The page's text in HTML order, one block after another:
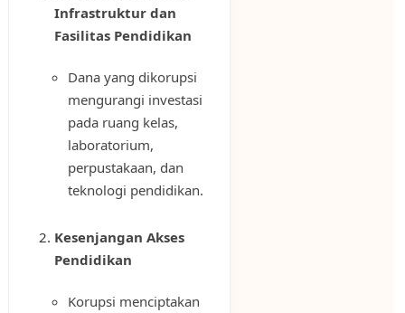
Infrastruktur dan
Fasilitas Pendidikan
Dana yang dikorupsi
mengurangi investasi
pada ruang kelas,
laboratorium,
perpustakaan, dan
teknologi pendidikan.
Kesenjangan Akses
Pendidikan
Korupsi menciptakan